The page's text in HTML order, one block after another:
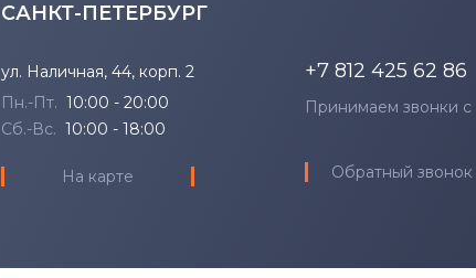
САНКТ-ПЕТЕРБУРГ
ул. Наличная, 44, корп. 2
Пн.-Пт. 10:00 - 20:00
Сб.-Вс. 10:00 - 18:00
На карте
+7 812 425 62 86
Принимаем звонки с
Обратный звонок